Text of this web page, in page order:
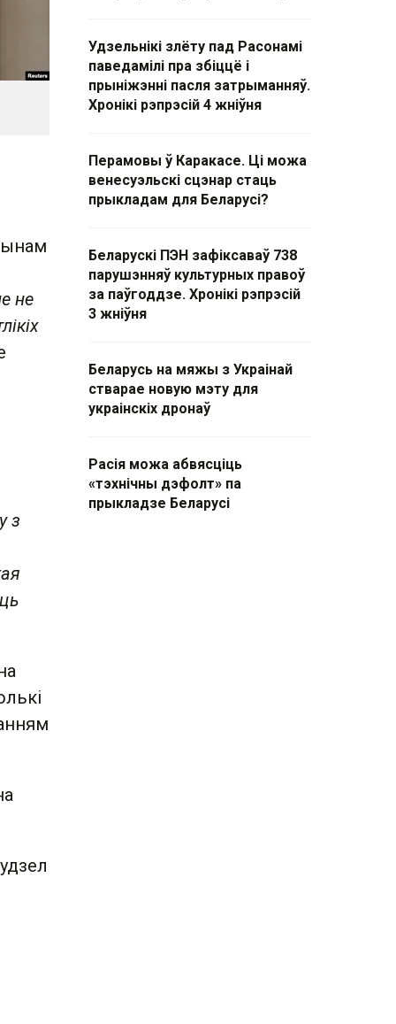
не
з
Удзельнікі злёту пад Расонамі
паведамілі пра збіццё і
прыніжэнні пасля затрыманняў.
Хронікі рэпрэсій 4 жніўня
Перамовы ў Каракасе. Ці можа
венесуэльскі сцэнар стаць
прыкладам для Беларусі?
Беларускі ПЭН зафіксаваў 738
парушэнняў культурных правоў
за паўгоддзе. Хронікі рэпрэсій
3 жніўня
Беларусь на мяжы з Украінай
стварае новую мэту для
украінскіх дронаў
Расія можа абвясціць
«тэхнічны дэфолт» па
прыкладзе Беларусі